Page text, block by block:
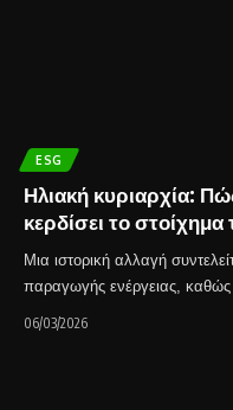
ESG
Ηλιακή κυριαρχία:
κερδίσει το στοίχημα
Μια ιστορική αλλαγή
παραγωγής ενέργειας,
06/03/2026